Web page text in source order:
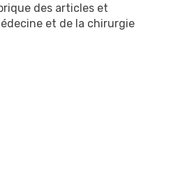
des articles et
et de la chirurgie